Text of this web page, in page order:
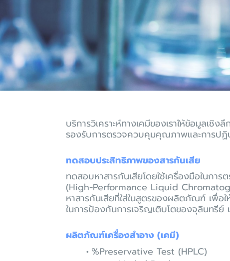
บริการวิเคราะห์ทางเคมีของเราให้ข้อมูล
รองรับการตรวจควบคุมคุณภาพและการป
ทดสอบประสิทธิภาพของสารกันเสีย
ทดสอบหาสารกันเสียโดยใช้เครื่องมือในการ
(High-Performance Liquid
หาสารกันเสียที่ใส่ในสูตรของผลิตภัณฑ์ เพื่อ
ในการป้องกันการเจริญเติบโตของจุลินทรีย์
ผลิตภัณฑ์เครื่องสำอาง (เคมี)
%Preservative Test (HPLC)